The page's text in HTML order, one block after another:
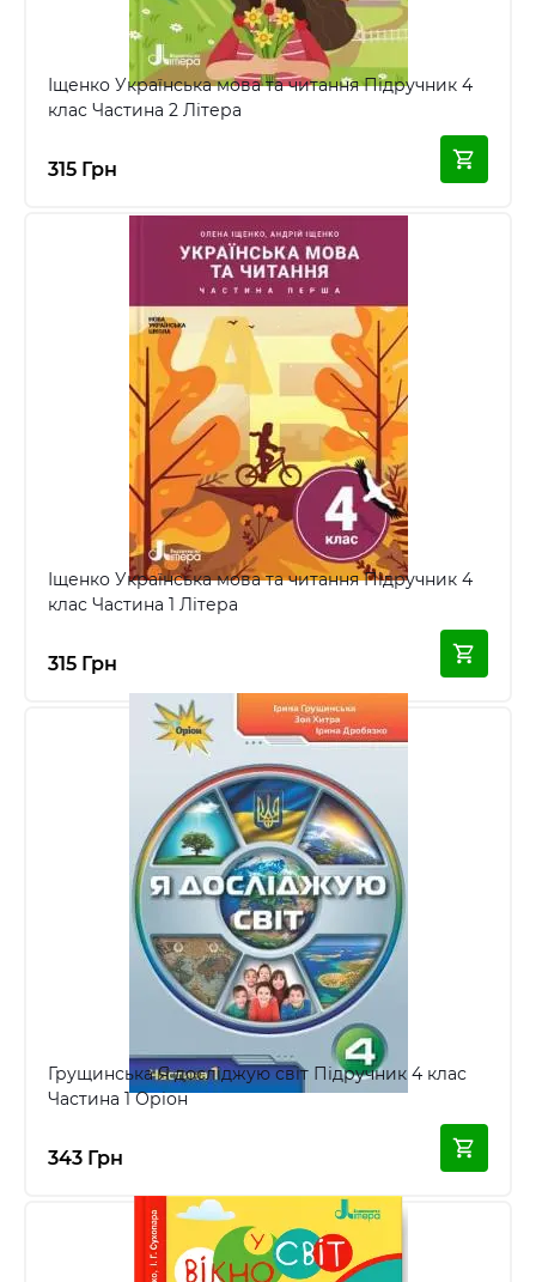
Іщенко Українська мова та читання Підручник 4
клас Частина 2 Літера
315 Грн
Іщенко Українська мова та читання Підручник 4
клас Частина 1 Літера
315 Грн
Грущинська Я досліджую світ Підручник 4 клас
Частина 1 Оріон
343 Грн